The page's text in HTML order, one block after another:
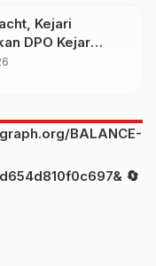
Kejari
DPO Kejar
BALANCE-
🔄